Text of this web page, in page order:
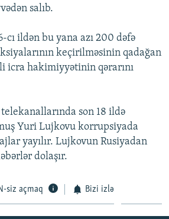
salıb.
cı ildən bu yana azı 200 dəfə
keçirilməsinin qadağan
icra hakimiyyətinin qərarını
son 18 ildə
Yuri Lujkovu korrupsiyada
yayılır. Lujkovun Rusiyadan
dolaşır.
siz açmaq Bizi izlə